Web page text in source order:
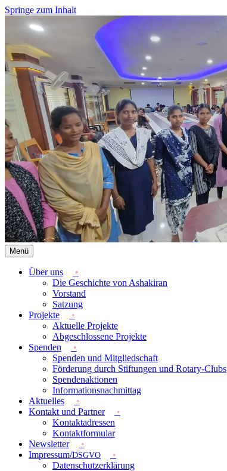
Springe zum Inhalt
Förderverein Ashakiran e.V.
Strahlen der Hoffnung
Menü
Über uns
Die Geschichte von Ashakiran
Vorstand
Satzung
Projekte
Aktuelle Projekte
Abgeschlossene Projekte
Spenden
Spenden und Mitgliedschaft
Förderung durch Stiftungen und Rotary-Clubs
Spendenaktionen
Informationsnachmittag
Aktuelles
Kontakt und Partner
Kontaktadressen
Kontaktformular
Newsletter
Impressum/DSGVO
Datenschutzerklärung